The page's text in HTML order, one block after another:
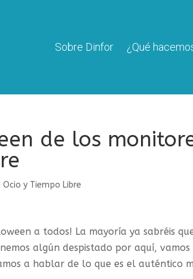
Sobre Dinfor ¿Qué
de los
y Tiempo Libre
a todos! La mayoría ya sabréis
algún despistado por aquí,
a hablar de lo que es el auténtico